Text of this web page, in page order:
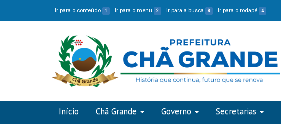
Ir para o conteúdo 1 Ir para o menu 2 Ir para a busca 3 Ir para o rodapé 4
Início Chã Grande Governo Secretarias